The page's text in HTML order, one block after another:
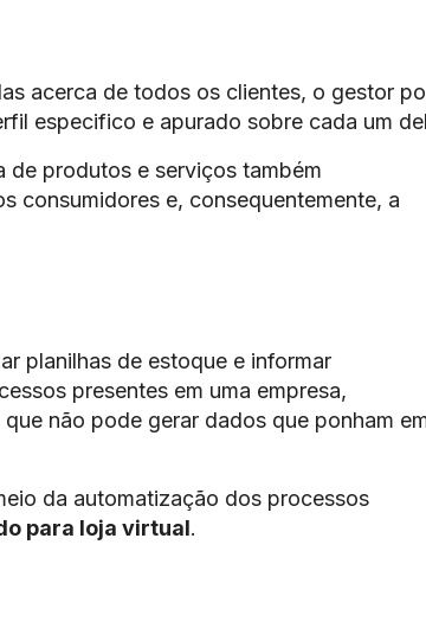
acerca de todos os clientes, o gestor
especifico e apurado sobre cada um
de produtos e serviços também
consumidores e, consequentemente, a
planilhas de estoque e informar
presentes em uma empresa,
não pode gerar dados que ponham
da automatização dos processos
para loja virtual.